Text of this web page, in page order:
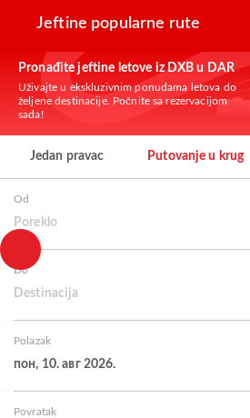
Jeftine popularne rute
Pronađite jeftine letove iz DXB u DAR
Uživajte u ekskluzivnim ponudama letova do
željene destinacije. Počnite sa rezervacijom
sada!
Jedan pravac Putovanje u krug
Od
Poreklo
Do
Destinacija
Polazak
пон, 10. авг 2026.
Povratak